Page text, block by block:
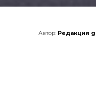
Автор: Редакция